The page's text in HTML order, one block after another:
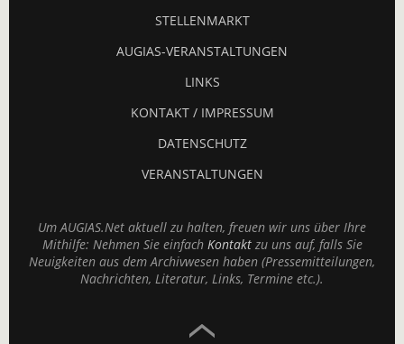
STELLENMARKT
AUGIAS-VERANSTALTUNGEN
LINKS
KONTAKT / IMPRESSUM
DATENSCHUTZ
VERANSTALTUNGEN
Um AUGIAS.Net aktuell zu halten, freuen wir uns über Ihre
Mithilfe: Nehmen Sie einfach Kontaktzu uns auf, falls Sie
Neuigkeiten aus dem Archivwesen haben (Pressemitteilungen,
Nachrichten, Literatur, Links, Termine etc.).